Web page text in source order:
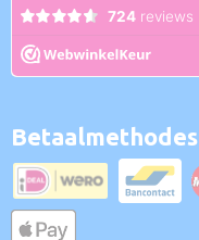
Betaalmethodes